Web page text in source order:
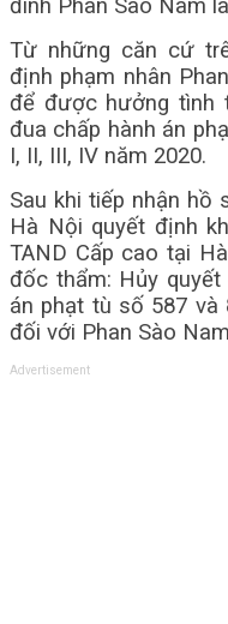
đình Phan Sào Nam
Từ những căn cứ
định phạm nhân
để được hưởng tình
đua chấp hành án
I, II, III, IV năm 2020.
Sau khi tiếp nhận hồ
Hà Nội quyết định
TAND Cấp cao tại
đốc thẩm: Hủy
án phạt tù số 587 và
đối với Phan Sào
Advertisement